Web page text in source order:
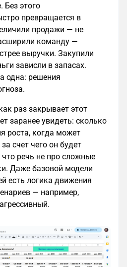
Без этого
превращается в
продажи — не
команду —
выручки. Закупили
зависли в запасах.
одна: решения
раз закрывает этот
заранее увидеть: сколько
роста, когда может
счет чего он будет
речь не про сложные
Даже базовой модели
есть логика движения
— например,